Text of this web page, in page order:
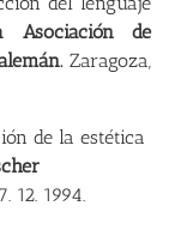
Asociación de
Zaragoza,
de la estética
12. 1994.